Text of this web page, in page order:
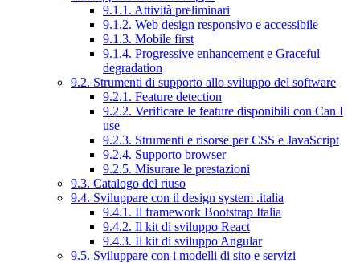
9.1.1. Attività preliminari
9.1.2. Web design responsivo e accessibile
9.1.3. Mobile first
9.1.4. Progressive enhancement e Graceful
degradation
9.2. Strumenti di supporto allo sviluppo del software
9.2.1. Feature detection
9.2.2. Verificare le feature disponibili con Can I
use
9.2.3. Strumenti e risorse per CSS e JavaScript
9.2.4. Supporto browser
9.2.5. Misurare le prestazioni
9.3. Catalogo del riuso
9.4. Sviluppare con il design system .italia
9.4.1. Il framework Bootstrap Italia
9.4.2. Il kit di sviluppo React
9.4.3. Il kit di sviluppo Angular
9.5. Sviluppare con i modelli di sito e servizi